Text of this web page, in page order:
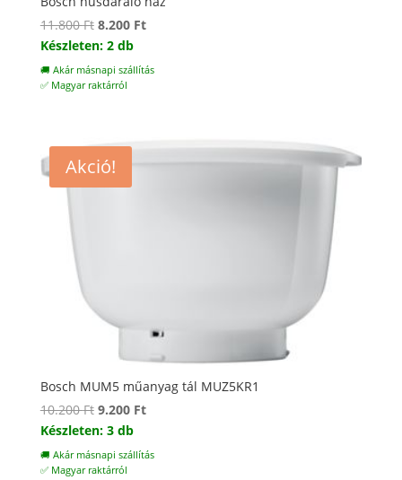
11.800Ft Original
price
was:
11.800 Ft.
8.200 FtCurrent
is:
Készleten: 2 db
🚚 Akár másnapi szállítás
✅ Magyar raktárról
Akció!
Bosch MUM5 műanyag tál MUZ5KR1
10.200Ft Original
price
was:
10.200 Ft.
9.200 FtCurrent
is:
Készleten: 3 db
🚚 Akár másnapi szállítás
✅ Magyar raktárról